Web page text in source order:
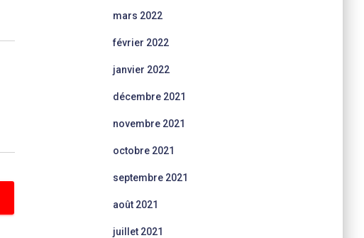
mars 2022
février 2022
janvier 2022
décembre 2021
novembre 2021
octobre 2021
septembre 2021
août 2021
juillet 2021